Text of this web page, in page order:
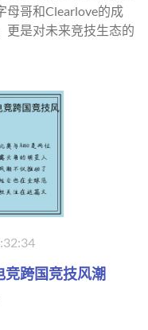
母哥和Clearlove的成
更是对未来竞技生态的
跨国竞技风潮